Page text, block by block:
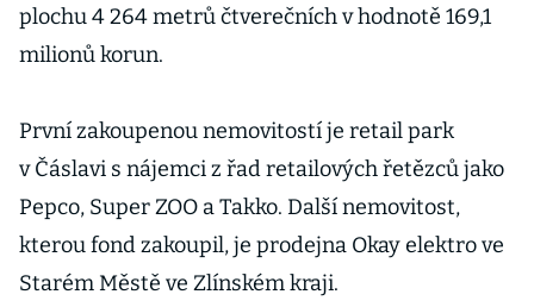
plochu 4 264 metrů čtverečních v hodnotě 169,1
milionů korun.
První zakoupenou nemovitostí je retail park
v Čáslavi s nájemci z řad retailových řetězců jako
Pepco, Super ZOO a Takko. Další nemovitost,
kterou fond zakoupil, je prodejna Okay elektro ve
Starém Městě ve Zlínském kraji.